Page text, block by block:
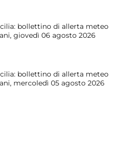
bollettino di allerta meteo
giovedì 06 agosto 2026
bollettino di allerta meteo
mercoledì 05 agosto 2026